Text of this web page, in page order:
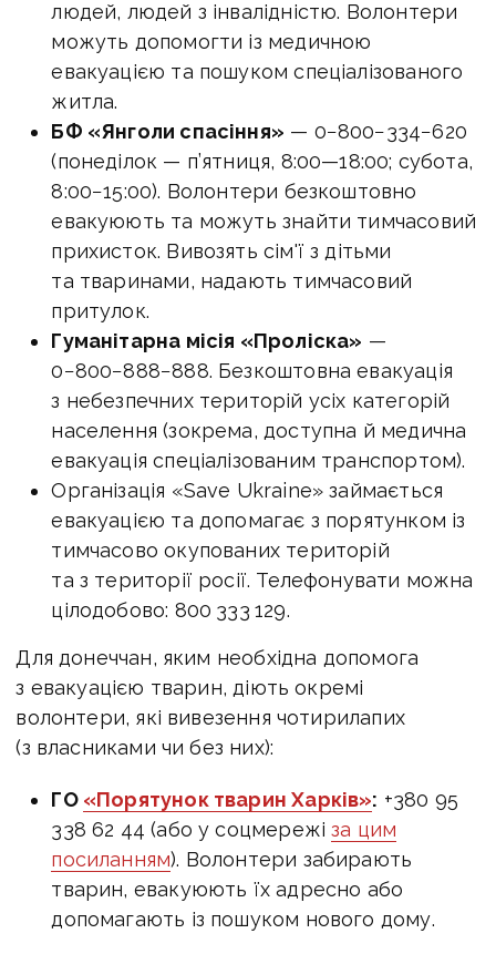
людей, людей з інвалідністю. Волонтери
можуть допомогти із медичною
евакуацією та пошуком спеціалізованого
житла.
БФ «Янголи спасіння» — 0−800−334−620
(понеділок — п’ятниця, 8:00—18:00; субота,
8:00−15:00). Волонтери безкоштовно
евакуюють та можуть знайти тимчасовий
прихисток. Вивозять сім'ї з дітьми
та тваринами, надають тимчасовий
притулок.
Гуманітарна місія «Проліска» —
0−800−888−888. Безкоштовна евакуація
з небезпечних територій усіх категорій
населення (зокрема, доступна й медична
евакуація спеціалізованим транспортом).
Організація «Save Ukraine» займається
евакуацією та допомагає з порятунком із
тимчасово окупованих територій
та з території росії. Телефонувати можна
цілодобово: 800 333 129.
Для донеччан, яким необхідна допомога
з евакуацією тварин, діють окремі
волонтери, які вивезення чотирилапих
(з власниками чи без них):
ГО «Порятунок тварин Харків»: +380 95
338 62 44 (або у соцмережіза цим
посиланням). Волонтери забирають
тварин, евакуюють їх адресно або
допомагають із пошуком нового дому.